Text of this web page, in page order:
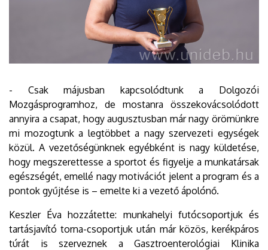
- Csak májusban kapcsolódtunk a Dolgozói
Mozgásprogramhoz, de mostanra összekovácsolódott
annyira a csapat, hogy augusztusban már nagy örömünkre
mi mozogtunk a legtöbbet a nagy szervezeti egységek
közül. A vezetőségünknek egyébként is nagy küldetése,
hogy megszerettesse a sportot és figyelje a munkatársak
egészségét, emellé nagy motivációt jelent a program és a
pontok gyűjtése is – emelte ki a vezető ápolónő.
Keszler Éva hozzátette: munkahelyi futócsoportjuk és
tartásjavító torna-csoportjuk után már közös, kerékpáros
túrát is szerveznek a Gasztroenterológiai Klinika